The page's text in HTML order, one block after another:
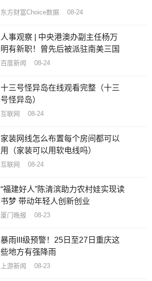
东方财富Choice数据 08-24
人事观察 | 中央港澳办副主任杨万
明有新职！曾先后被派驻南美三国
百度新闻 08-24
十三号怪异岛在线观看完整（十三
号怪异岛）
互联网 08-24
家装网线怎么布置每个房间都可以
用（家装可以用软电线吗）
互联网 08-24
“福建好人”陈清滨助力农村娃实现读
书梦 带动年轻人创新创业
厦门晚报 08-23
暴雨III级预警！25日至27日重庆这
些地方有强降雨
上游新闻 08-23